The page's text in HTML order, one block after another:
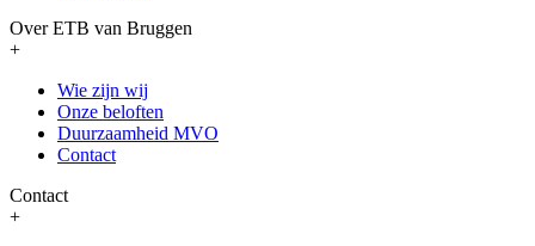
Over ETB van Bruggen
+
Wie zijn wij
Onze beloften
Duurzaamheid MVO
Contact
Contact
+